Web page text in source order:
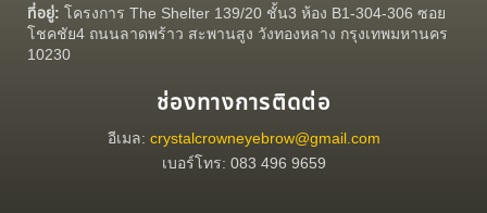
ที่อยู่: โครงการ The Shelter 139/20 ชั้น3 ห้อง B1-304-306 ซอย
โชคชัย4 ถนนลาดพร้าว สะพานสูง วังทองหลาง กรุงเทพมหานคร
10230
ช่องทางการติดต่อ
อีเมล: crystalcrowneyebrow@gmail.com
เบอร์โทร: 083 496 9659